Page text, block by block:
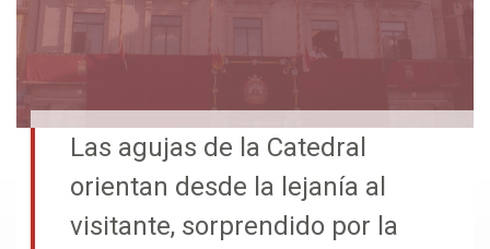
Las agujas de la Catedral
orientan desde la lejanía al
visitante, sorprendido por la